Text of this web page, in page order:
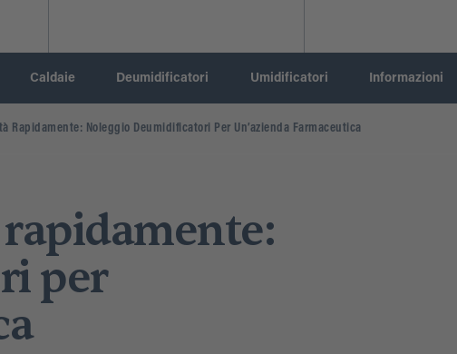
Caldaie Deumidificatori Umidificatori Informazioni
Rapidamente: Noleggio Deumidificatori Per Un’azienda Farmaceutica
per